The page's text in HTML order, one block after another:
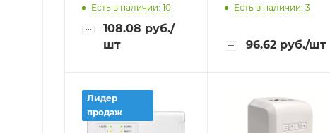
Есть в наличии: 10
108.08 руб./
шт
Есть в наличии: 3
96.62 руб./шт
Лидер
продаж